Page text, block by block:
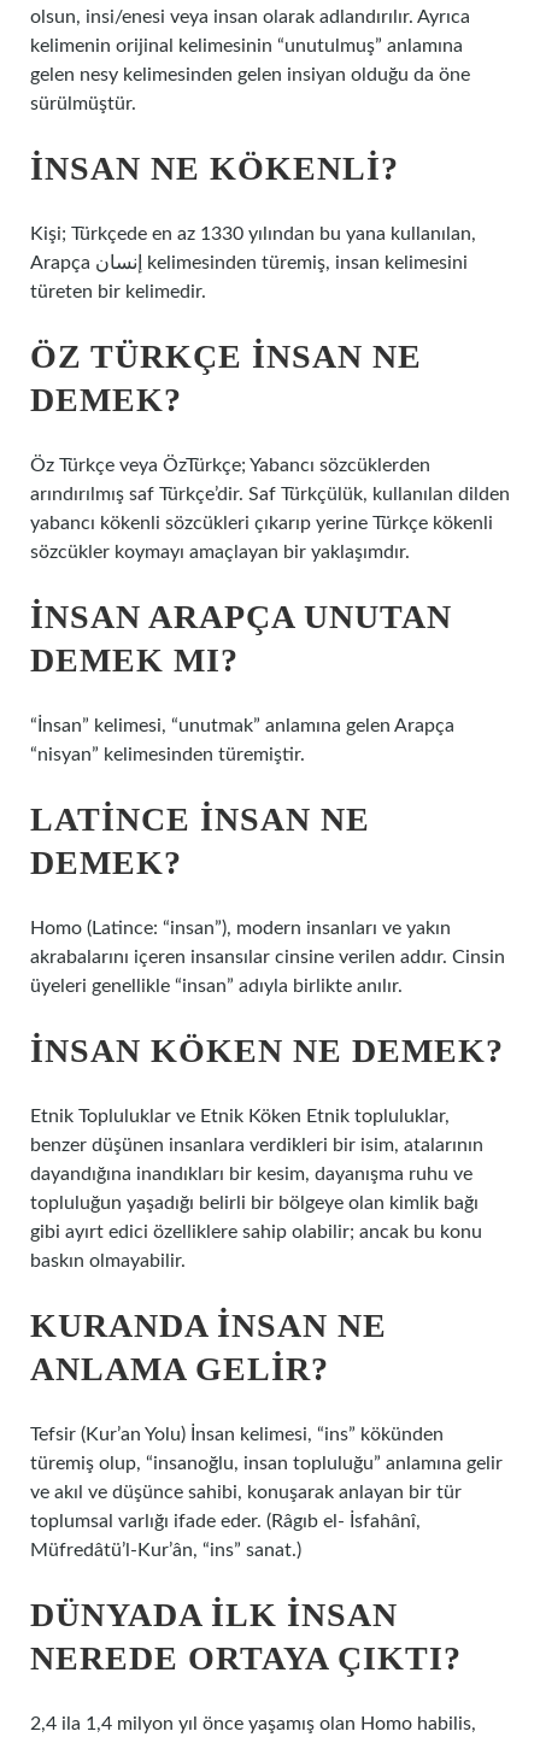
olsun, insi/enesi veya insan olarak adlandırılır. Ayrıca
kelimenin orijinal kelimesinin “unutulmuş” anlamına
gelen nesy kelimesinden gelen insiyan olduğu da öne
sürülmüştür.
İNSAN NE KÖKENLI?
Kişi; Türkçede en az 1330 yılından bu yana kullanılan,
Arapça إنسان kelimesinden türemiş, insan kelimesini
türeten bir kelimedir.
ÖZ TÜRKÇE INSAN NE
DEMEK?
Öz Türkçe veya ÖzTürkçe; Yabancı sözcüklerden
arındırılmış saf Türkçe’dir. Saf Türkçülük, kullanılan dilden
yabancı kökenli sözcükleri çıkarıp yerine Türkçe kökenli
sözcükler koymayı amaçlayan bir yaklaşımdır.
İNSAN ARAPÇA UNUTAN
DEMEK MI?
“İnsan” kelimesi, “unutmak” anlamına gelen Arapça
“nisyan” kelimesinden türemiştir.
LATINCE INSAN NE
DEMEK?
Homo (Latince: “insan”), modern insanları ve yakın
akrabalarını içeren insansılar cinsine verilen addır. Cinsin
üyeleri genellikle “insan” adıyla birlikte anılır.
İNSAN KÖKEN NE DEMEK?
Etnik Topluluklar ve Etnik Köken Etnik topluluklar,
benzer düşünen insanlara verdikleri bir isim, atalarının
dayandığına inandıkları bir kesim, dayanışma ruhu ve
topluluğun yaşadığı belirli bir bölgeye olan kimlik bağı
gibi ayırt edici özelliklere sahip olabilir; ancak bu konu
baskın olmayabilir.
KURANDA INSAN NE
ANLAMA GELIR?
Tefsir (Kur’an Yolu) İnsan kelimesi, “ins” kökünden
türemiş olup, “insanoğlu, insan topluluğu” anlamına gelir
ve akıl ve düşünce sahibi, konuşarak anlayan bir tür
toplumsal varlığı ifade eder. (Râgıb el- İsfahânî,
Müfredâtü’l-Kur’ân, “ins” sanat.)
DÜNYADA ILK INSAN
NEREDE ORTAYA ÇIKTI?
2,4 ila 1,4 milyon yıl önce yaşamış olan Homo habilis,